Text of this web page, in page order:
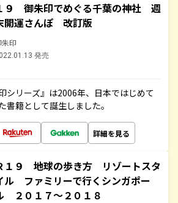
９ 御朱印でめぐる千葉の神社 週
開運さんぽ 改訂版
印
発売
シリーズ』は2006年、日本ではじめて
書籍として誕生しました。
詳細を見る
１９ 地球の歩き方 リゾートスタ
ル ファミリーで行くシンガポー
２０１７～２０１８